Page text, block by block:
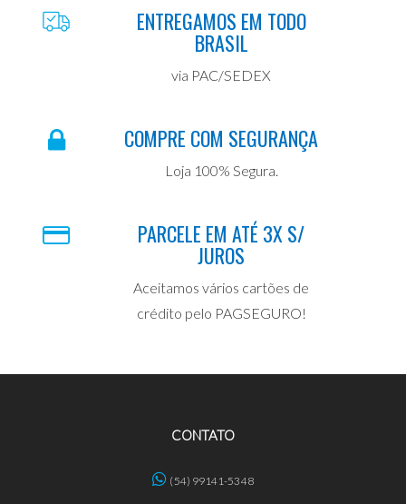
ENTREGAMOS EM TODO
BRASIL
via PAC/SEDEX
COMPRE COM SEGURANÇA
Loja 100% Segura.
PARCELE EM ATÉ 3X S/
JUROS
Aceitamos vários cartões de
crédito pelo PAGSEGURO!
CONTATO
(54) 99141-5348